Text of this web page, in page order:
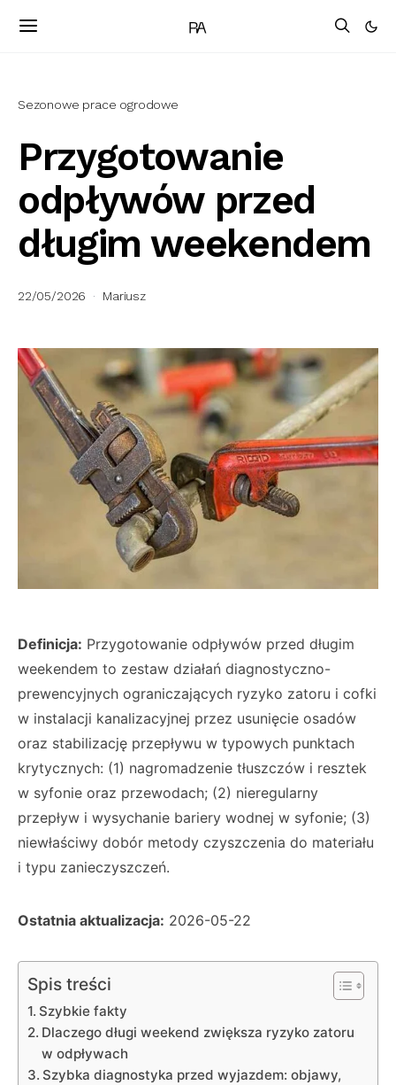
Sezonowe prace ogrodowe
Przygotowanie
odpływów przed
długim weekendem
22/05/2026 Mariusz
Definicja: Przygotowanie odpływów przed długim
weekendem to zestaw działań diagnostyczno-
prewencyjnych ograniczających ryzyko zatoru i cofki
w instalacji kanalizacyjnej przez usunięcie osadów
oraz stabilizację przepływu w typowych punktach
krytycznych: (1) nagromadzenie tłuszczów i resztek
w syfonie oraz przewodach; (2) nieregularny
przepływ i wysychanie bariery wodnej w syfonie; (3)
niewłaściwy dobór metody czyszczenia do materiału
i typu zanieczyszczeń.
Ostatnia aktualizacja: 2026-05-22
Spis treści
Szybkie fakty
Dlaczego długi weekend zwiększa ryzyko zatoru
w odpływach
Szybka diagnostyka przed wyjazdem: objawy,